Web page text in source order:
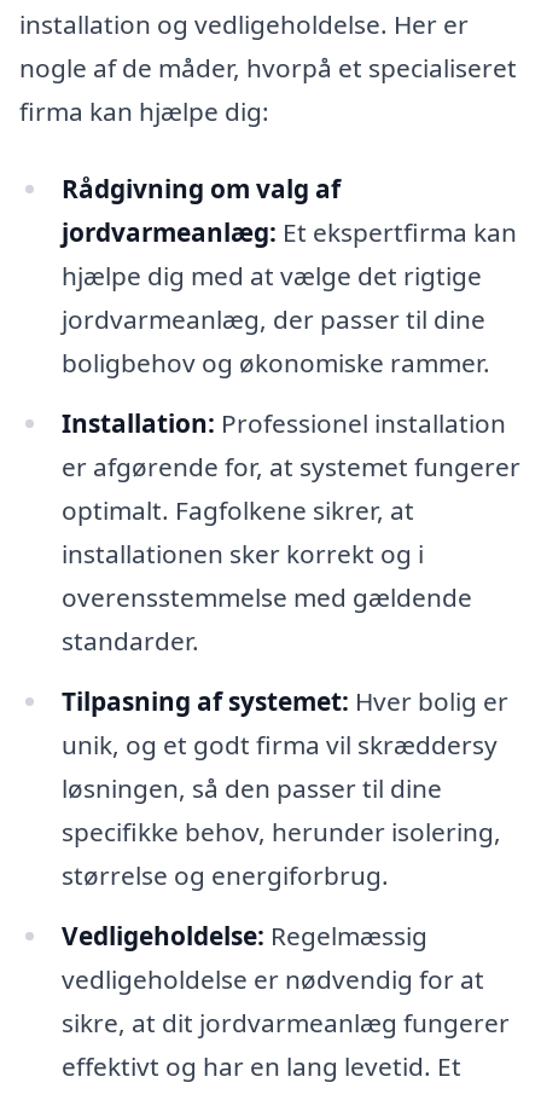
installation og vedligeholdelse. Her er
nogle af de måder, hvorpå et specialiseret
firma kan hjælpe dig:
Rådgivning om valg af
jordvarmeanlæg: Et ekspertfirma kan
hjælpe dig med at vælge det rigtige
jordvarmeanlæg, der passer til dine
boligbehov og økonomiske rammer.
Installation: Professionel installation
er afgørende for, at systemet fungerer
optimalt. Fagfolkene sikrer, at
installationen sker korrekt og i
overensstemmelse med gældende
standarder.
Tilpasning af systemet: Hver bolig er
unik, og et godt firma vil skræddersy
løsningen, så den passer til dine
specifikke behov, herunder isolering,
størrelse og energiforbrug.
Vedligeholdelse: Regelmæssig
vedligeholdelse er nødvendig for at
sikre, at dit jordvarmeanlæg fungerer
effektivt og har en lang levetid. Et